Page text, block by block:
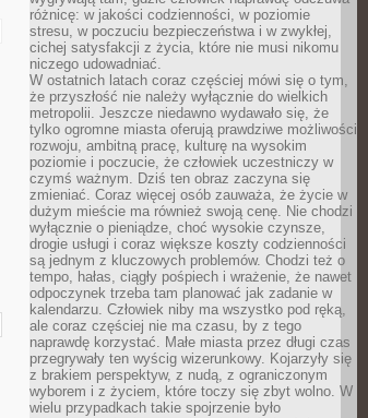
różnicę: w jakości codzienności, w poziomie
stresu, w poczuciu bezpieczeństwa i w zwykłej,
cichej satysfakcji z życia, które nie musi nikomu
niczego udowadniać.
W ostatnich latach coraz częściej mówi się o tym,
że przyszłość nie należy wyłącznie do wielkich
metropolii. Jeszcze niedawno wydawało się, że
tylko ogromne miasta oferują prawdziwe możliwości
rozwoju, ambitną pracę, kulturę na wysokim
poziomie i poczucie, że człowiek uczestniczy w
czymś ważnym. Dziś ten obraz zaczyna się
zmieniać. Coraz więcej osób zauważa, że życie w
dużym mieście ma również swoją cenę. Nie chodzi
wyłącznie o pieniądze, choć wysokie czynsze,
drogie usługi i coraz większe koszty codzienności
są jednym z kluczowych problemów. Chodzi też o
tempo, hałas, ciągły pośpiech i wrażenie, że nawet
odpoczynek trzeba tam planować jak zadanie w
kalendarzu. Człowiek niby ma wszystko pod ręką,
ale coraz częściej nie ma czasu, by z tego
naprawdę korzystać. Małe miasta przez długi czas
przegrywały ten wyścig wizerunkowy. Kojarzyły się
z brakiem perspektyw, z nudą, z ograniczonym
wyborem i z życiem, które toczy się zbyt wolno. W
wielu przypadkach takie spojrzenie było